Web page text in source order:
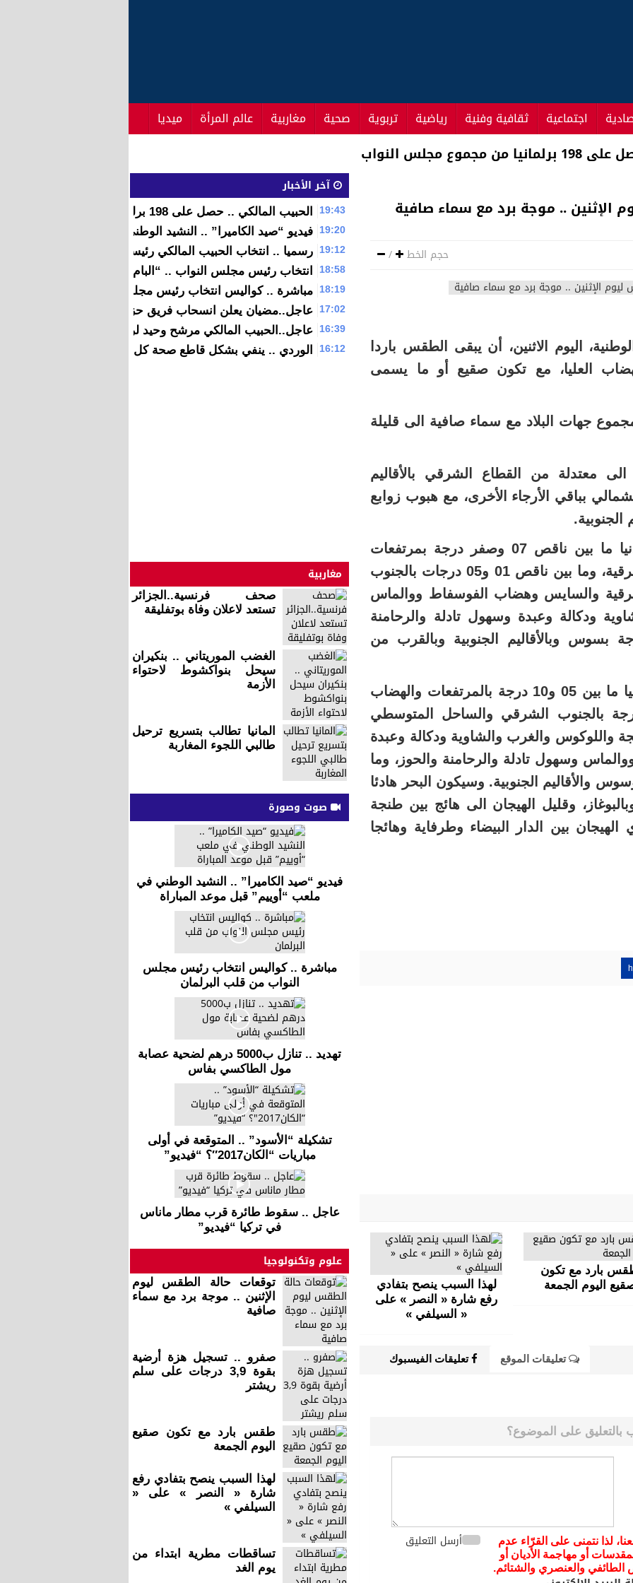
اجتماعية ثقافية وفنية رياضية تربوية صحية مغاربية عالم المرأة ميديا
مجلس النواب
الإثنين .. موجة برد مع سماء صافية
حجم الخط /
اليوم الاثنين، أن يبقى الطقس باردا
العليا، مع تكون صقيع أو ما يسمى
جهات البلاد مع سماء صافية الى قليلة
معتدلة من القطاع الشرقي بالأقاليم
بباقي الأرجاء الأخرى، مع هبوب زوابع
الجنوبية.
وستتراوح درجات الحرارة الدنيا ما بين ناقص 07 وصفر درجة بمرتفعات
الأطلس والريف والهضاب الشرقية، وما بين ناقص 01 و05 درجات بالجنوب
والسايس وهضاب الفوسفاط ووالماس
ودكالة وعبدة وسهول تادلة والرحامنة
وما بين 06 و13 درجة بسوس وبالأقاليم الجنوبية وبالقرب من
وستتأرجح درجات الحرارة العليا ما بين 05 و10 درجة بالمرتفعات والهضاب
وما بين 10 و16 درجة بالجنوب الشرقي والساحل المتوسطي
واللوكوس والغرب والشاوية ودكالة وعبدة
وسهول تادلة والرحامنة والحوز، وما
وسوس والأقاليم الجنوبية. وسيكون البحر هادئا
وقليل الهيجان الى هائج بين طنجة
الهيجان بين الدار البيضاء وطرفاية وهائجا
بارد مع تكون
اليوم الجمعة
لهذا السبب ينصح بتفادي
رفع شارة « النصر » على
« السيلفي »
تعليقات الموقع تعليقات الفيسبوك
على الموضوع؟
لذا نتمنى على القرّاء عدم
أو مهاجمة الأديان أو
الطائفي والعنصري والشتائم.
أرسل التعليق
آخر الأخبار
19:43 الحبيب المالكي .. حصل على 198 برلمانيا من مجموع مجلس النواب
19:20 فيديو “صيد الكاميرا” .. النشيد الوطني في ملعب “أوييم” قبل
19:12 رسميا .. انتخاب الحبيب المالكي رئيسا جديدا لمجلس النواب
18:58 انتخاب رئيس مجلس النواب .. “البام جينيور” في المكتب
18:19 مباشرة .. كواليس انتخاب رئيس مجلس النواب من قلب
17:02 عاجل..مضيان يعلن انسحاب فريق حزب الاستقلال من الجلسة
16:39 عاجل..الحبيب المالكي مرشح وحيد لرئاسة مجلس النواب
16:12 الوردي .. ينفي بشكل قاطع صحة كل ما نسب إلى وزارة
مغاربية
صحف فرنسية..الجزائر
تستعد لاعلان وفاة بوتفليقة
الغضب الموريتاني .. بنكيران
سيحل بنواكشوط لاحتواء
الأزمة
المانيا تطالب بتسريع ترحيل
طالبي اللجوء المغاربة
صوت وصورة
فيديو “صيد الكاميرا” .. النشيد الوطني في
ملعب “أوييم” قبل موعد المباراة
مباشرة .. كواليس انتخاب رئيس مجلس
النواب من قلب البرلمان
تهديد .. تنازل ب5000 درهم لضحية عصابة
مول الطاكسي بفاس
تشكيلة “الأسود” .. المتوقعة في أولى
مباريات “الكان2017″؟ “فيديو”
عاجل .. سقوط طائرة قرب مطار ماناس
في تركيا “فيديو”
علوم وتكنولوجيا
توقعات حالة الطقس ليوم
الإثنين .. موجة برد مع سماء
صافية
صفرو .. تسجيل هزة أرضية
بقوة 3,9 درجات على سلم
ريشتر
طقس بارد مع تكون صقيع
اليوم الجمعة
لهذا السبب ينصح بتفادي رفع
شارة « النصر » على «
السيلفي »
تساقطات مطرية ابتداء من
يوم الغد